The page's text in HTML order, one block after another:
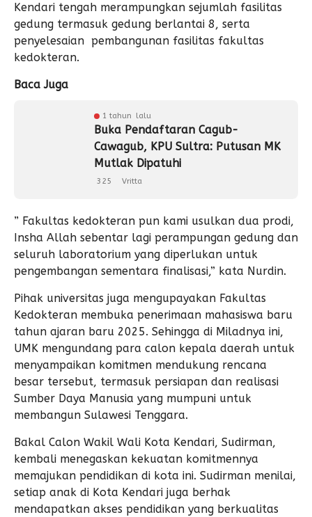
Kendari tengah merampungkan sejumlah fasilitas
gedung termasuk gedung berlantai 8, serta
penyelesaian pembangunan fasilitas fakultas
kedokteran.
Baca Juga
1 tahun lalu
Buka Pendaftaran Cagub-
Cawagub, KPU Sultra: Putusan MK
Mutlak Dipatuhi
325 Vritta
” Fakultas kedokteran pun kami usulkan dua prodi,
Insha Allah sebentar lagi perampungan gedung dan
seluruh laboratorium yang diperlukan untuk
pengembangan sementara finalisasi,” kata Nurdin.
Pihak universitas juga mengupayakan Fakultas
Kedokteran membuka penerimaan mahasiswa baru
tahun ajaran baru 2025. Sehingga di Miladnya ini,
UMK mengundang para calon kepala daerah untuk
menyampaikan komitmen mendukung rencana
besar tersebut, termasuk persiapan dan realisasi
Sumber Daya Manusia yang mumpuni untuk
membangun Sulawesi Tenggara.
Bakal Calon Wakil Wali Kota Kendari, Sudirman,
kembali menegaskan kekuatan komitmennya
memajukan pendidikan di kota ini. Sudirman menilai,
setiap anak di Kota Kendari juga berhak
mendapatkan akses pendidikan yang berkualitas